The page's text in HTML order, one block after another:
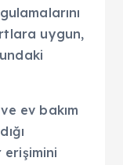
uygun,
ev bakım
erişimini